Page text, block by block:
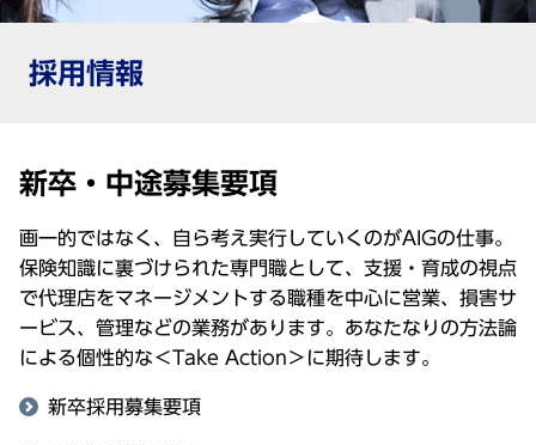
採用情報
新卒・中途募集要項
画一的ではなく、自ら考え実行していくのがAIGの仕事。
保険知識に裏づけられた専門職として、支援・育成の視点
で代理店をマネージメントする職種を中心に営業、損害サ
ービス、管理などの業務があります。あなたなりの方法論
による個性的な＜Take Action＞に期待します。
新卒採用募集要項